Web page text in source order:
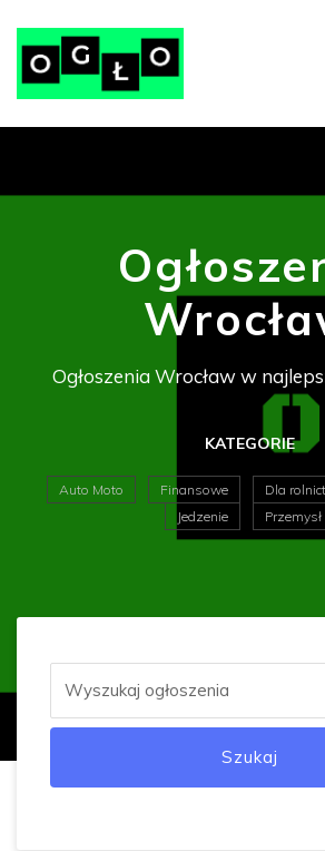
Ogłoszenia Wrocław w
KATEGORIE
Auto Moto Finansowe Dla
Jedzenie
Przemysł
Szukaj